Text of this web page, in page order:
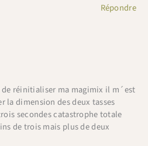
Répondre
réinitialiser ma magimix il m´est
la dimension des deux tasses
secondes catastrophe totale
de trois mais plus de deux